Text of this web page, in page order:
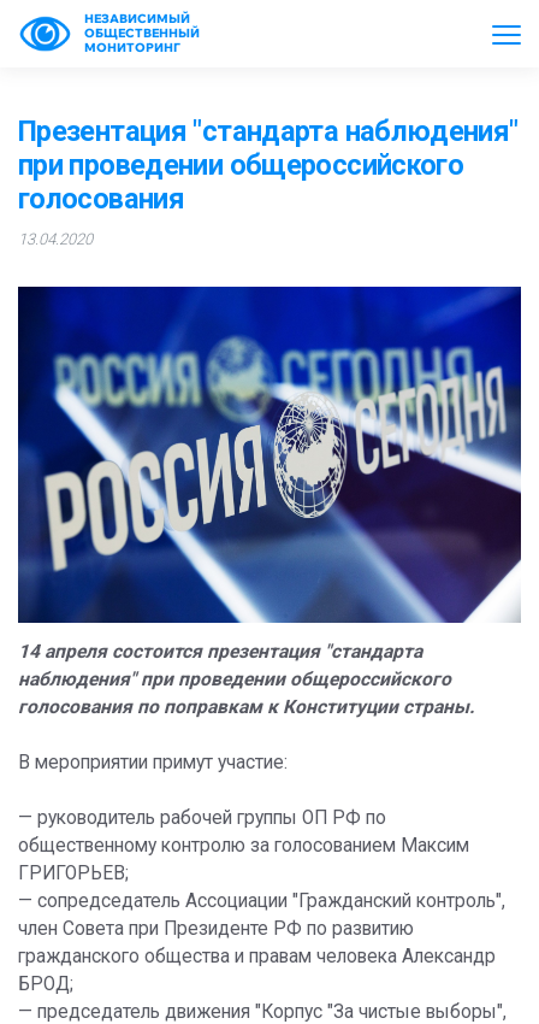
НЕЗАВИСИМЫЙ
ОБЩЕСТВЕННЫЙ
МОНИТОРИНГ
Презентация "стандарта наблюдения"
при проведении общероссийского
голосования
13.04.2020
14 апреля состоится презентация "стандарта
наблюдения" при проведении общероссийского
голосования по поправкам к Конституции страны.
В мероприятии примут участие:
— руководитель рабочей группы ОП РФ по
общественному контролю за голосованием Максим
ГРИГОРЬЕВ;
— сопредседатель Ассоциации "Гражданский контроль",
член Совета при Президенте РФ по развитию
гражданского общества и правам человека Александр
БРОД;
— председатель движения "Корпус "За чистые выборы",